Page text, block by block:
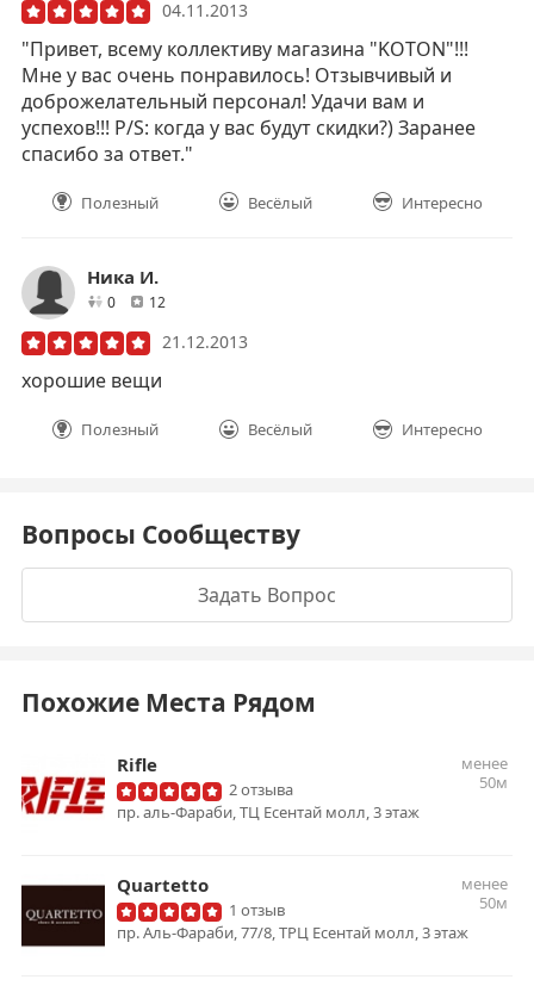
04.11.2013
"Привет, всему коллективу магазина "KOTON"!!!
Мне у вас очень понравилось! Отзывчивый и
доброжелательный персонал! Удачи вам и
успехов!!! P/S: когда у вас будут скидки?) Заранее
спасибо за ответ."
Полезный Весёлый Интересно
Ника И.
0друзей
12
21.12.2013
хорошие вещи
Полезный Весёлый Интересно
Вопросы Сообществу
Задать Вопрос
Похожие Места Рядом
Rifle
менее
50м
2 отзыва
пр. аль-Фараби, ТЦ Есентай молл, 3 этаж
Quartetto
менее
50м
1 отзыв
пр. Аль-Фараби, 77/8, ТРЦ Есентай молл, 3 этаж